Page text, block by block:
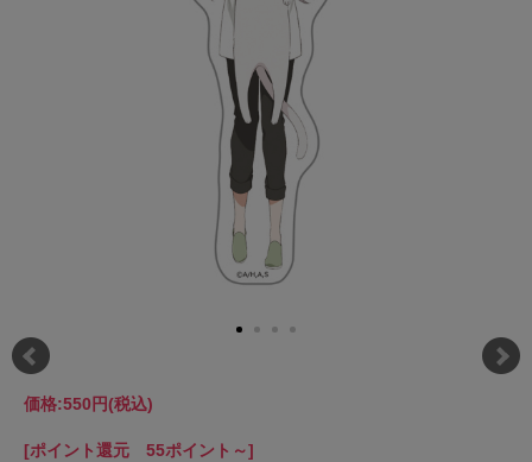
価格:550円(税込)
[ポイント還元 55ポイント～]